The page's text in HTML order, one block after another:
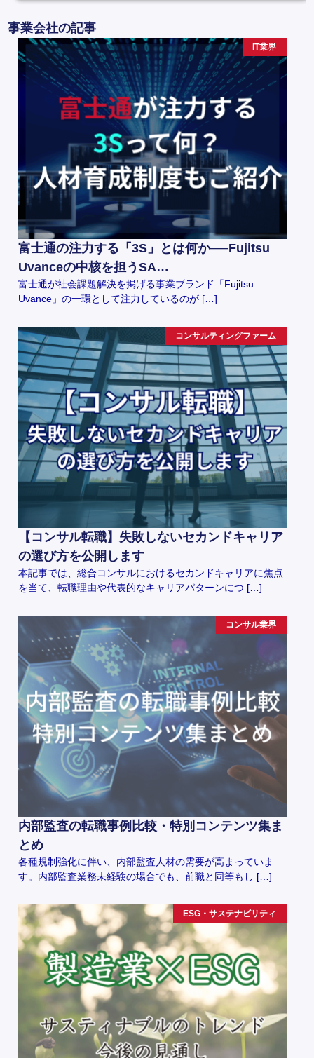
事業会社の記事
IT業界
富士通の注力する「3S」とは何か──Fujitsu
Uvanceの中核を担うSA…
富士通が社会課題解決を掲げる事業ブランド「Fujitsu
Uvance」の一環として注力しているのが […]
コンサルティングファーム
【コンサル転職】失敗しないセカンドキャリア
の選び方を公開します
本記事では、総合コンサルにおけるセカンドキャリアに焦点
を当て、転職理由や代表的なキャリアパターンにつ […]
コンサル業界
内部監査の転職事例比較・特別コンテンツ集ま
とめ
各種規制強化に伴い、内部監査人材の需要が高まっていま
す。内部監査業務未経験の場合でも、前職と同等もし […]
ESG・サステナビリティ